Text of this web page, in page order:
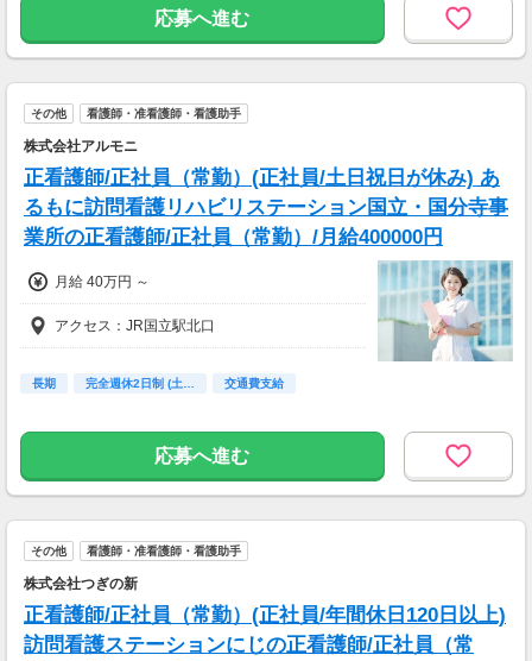
応募へ進む
その他 看護師・准看護師・看護助手
株式会社アルモニ
正看護師/正社員（常勤）(正社員/土日祝日が休み) あ
るもに訪問看護リハビリステーション国立・国分寺事
業所の正看護師/正社員（常勤）/月給400000円
月給 40万円 ～
アクセス：JR国立駅北口
長期 完全週休2日制 (土… 交通費支給
応募へ進む
その他 看護師・准看護師・看護助手
株式会社つぎの新
正看護師/正社員（常勤）(正社員/年間休日120日以上)
訪問看護ステーションにじの正看護師/正社員（常